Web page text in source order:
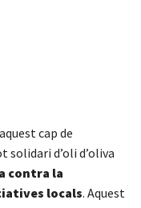
cap de
d’oli d’oliva
contra la
locals. Aquest